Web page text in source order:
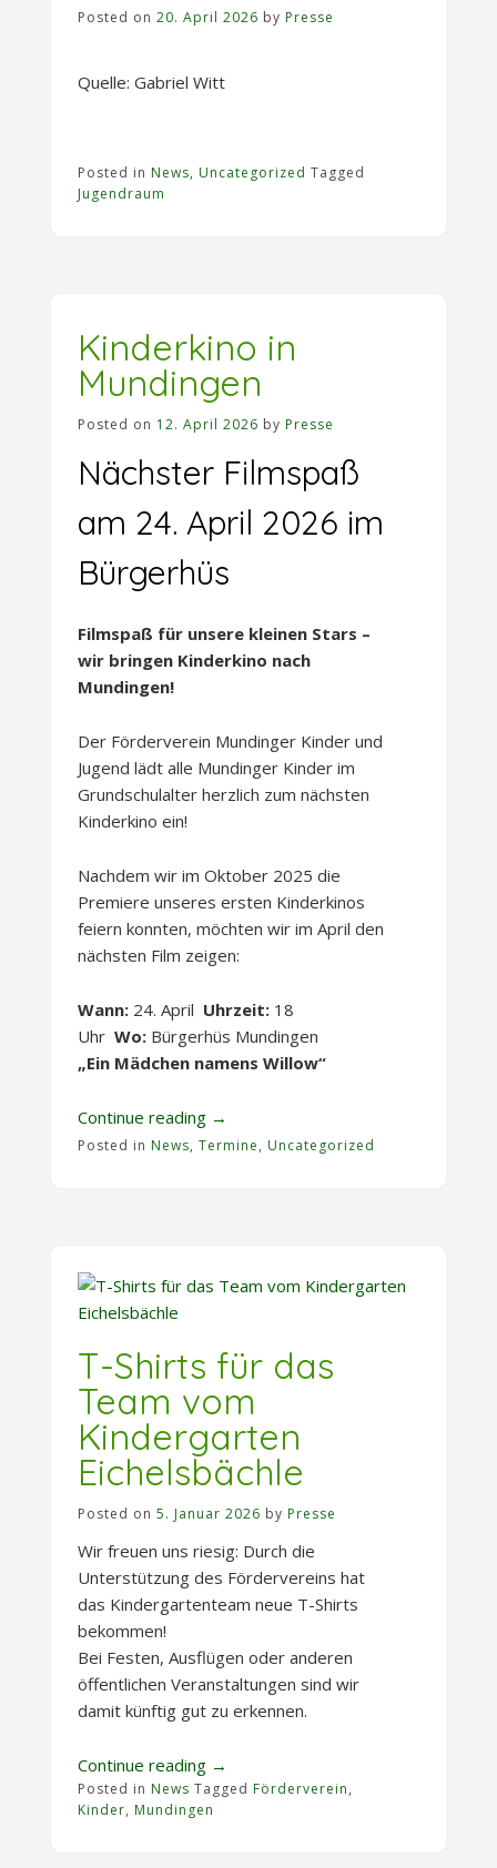
Posted on 20. April 2026 by Presse
Quelle: Gabriel Witt
Posted in News, Uncategorized Tagged
Jugendraum
Kinderkino in
Mundingen
Posted on 12. April 2026 by Presse
Nächster Filmspaß
am 24. April 2026 im
Bürgerhüs
Filmspaß für unsere kleinen Stars –
wir bringen Kinderkino nach
Mundingen!
Der Förderverein Mundinger Kinder und
Jugend lädt alle Mundinger Kinder im
Grundschulalter herzlich zum nächsten
Kinderkino ein!
Nachdem wir im Oktober 2025 die
Premiere unseres ersten Kinderkinos
feiern konnten, möchten wir im April den
nächsten Film zeigen:
Wann: 24. April Uhrzeit: 18
Uhr Wo: Bürgerhüs Mundingen
„Ein Mädchen namens Willow“
Continue reading „Kinderkino
in
→
Posted in News, Termine, Uncategorized
T-Shirts für das
Team vom
Kindergarten
Eichelsbächle
Posted on 5. Januar 2026 by Presse
Wir freuen uns riesig: Durch die
Unterstützung des Fördervereins hat
das Kindergartenteam neue T-Shirts
bekommen!
Bei Festen, Ausflügen oder anderen
öffentlichen Veranstaltungen sind wir
damit künftig gut zu erkennen.
Continue reading „T-
Shirts
für
→
Posted in News Tagged Förderverein,
Kinder, Mundingen